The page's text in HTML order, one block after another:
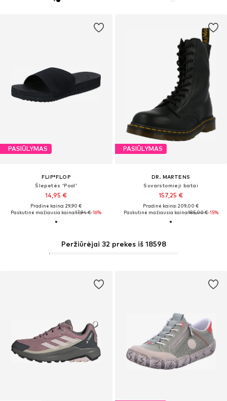
PASIŪLYMAS
FLIP*FLOP
Šlepetės 'Pool'
14,95 €
Pradinė kaina: 29,90 €
Paskutinė mažiausia kaina:17,94 €-16%
PASIŪLYMAS
DR. MARTENS
Suvarstomieji batai
157,25 €
Pradinė kaina: 209,00 €
Paskutinė mažiausia kaina:185,00 €-15%
Peržiūrėjai 32 prekes iš 18598